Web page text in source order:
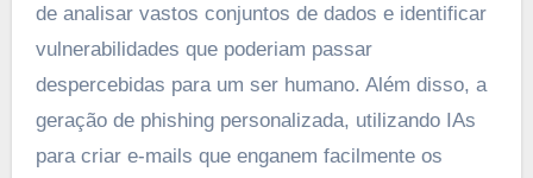
de analisar vastos conjuntos de dados e identificar
vulnerabilidades que poderiam passar
despercebidas para um ser humano. Além disso, a
geração de phishing personalizada, utilizando IAs
para criar e-mails que enganem facilmente os